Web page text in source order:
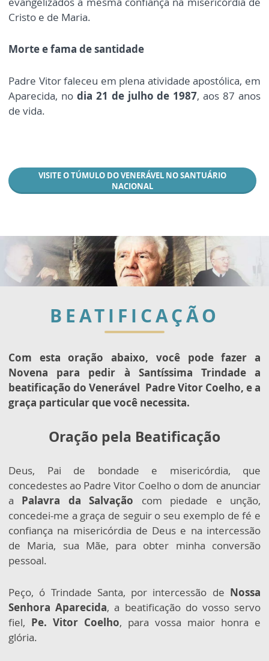
Cristo e de Maria.
Morte e fama de santidade
Padre Vitor faleceu em plena atividade apostólica, em
Aparecida, no dia 21 de julho de 1987, aos 87 anos
de vida.
VISITE O TÚMULO DO VENERÁVEL NO SANTUÁRIO
NACIONAL
BEATIFICAÇÃO
Com esta oração abaixo, você pode fazer a
Novena para pedir à Santíssima Trindade a
beatificação do Venerável Padre Vitor Coelho, e a
graça particular que você necessita.
Oração pela Beatificação
Deus, Pai de bondade e misericórdia, que
concedestes ao Padre Vitor Coelho o dom de anunciar
a Palavra da Salvação com piedade e unção,
concedei-me a graça de seguir o seu exemplo de fé e
confiança na misericórdia de Deus e na intercessão
de Maria, sua Mãe, para obter minha conversão
pessoal.
Peço, ó Trindade Santa, por intercessão de Nossa
Senhora Aparecida, a beatificação do vosso servo
fiel, Pe. Vitor Coelho, para vossa maior honra e
glória.​